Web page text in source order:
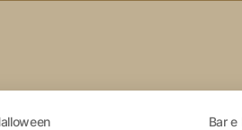
Bar e